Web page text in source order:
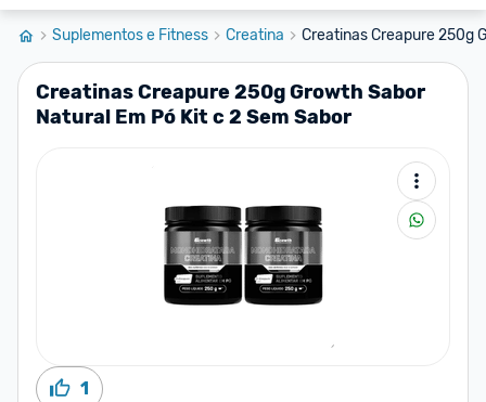
Suplementos e Fitness Creatina Creatinas Creapure 250g
Creatinas Creapure 250g Growth Sabor
Natural Em Pó Kit c 2 Sem Sabor
1